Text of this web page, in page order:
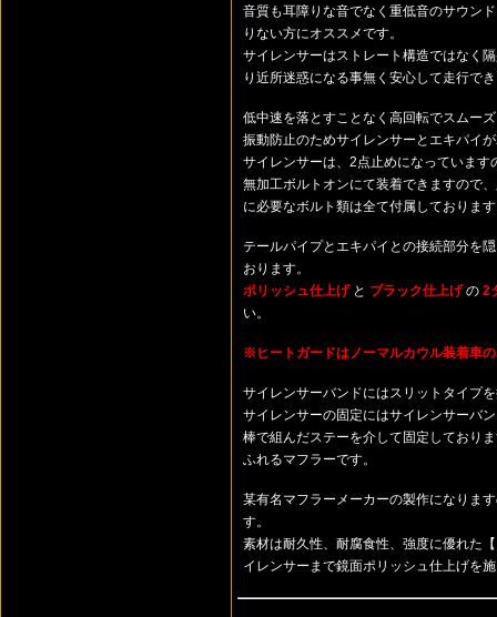
音質も耳障りな音でなく重低音のサウン
りない方にオススメです。
サイレンサーはストレート構造ではなく
り近所迷惑になる事無く安心して走行で
低中速を落とすことなく高回転でスムー
振動防止のためサイレンサーとエキパイ
サイレンサーは、2点止めになっていま
無加工ボルトオンにて装着できますので
に必要なボルト類は全て付属しておりま
テールパイプとエキパイとの接続部分を
おります。
ポリッシュ仕上げと ブラック仕上げの 2
い。
※ヒートガードはノーマルカウル装着車
サイレンサーバンドにはスリットタイプ
サイレンサーの固定にはサイレンサーバ
棒で組んだステーを介して固定しており
ふれるマフラーです。
某有名マフラーメーカーの製作になりま
す。
素材は耐久性、耐腐食性、強度に優れた
イレンサーまで鏡面ポリッシュ仕上げを